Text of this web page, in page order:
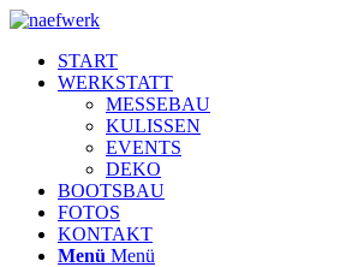
START
WERKSTATT
MESSEBAU
KULISSEN
EVENTS
DEKO
BOOTSBAU
FOTOS
KONTAKT
Menü Menü